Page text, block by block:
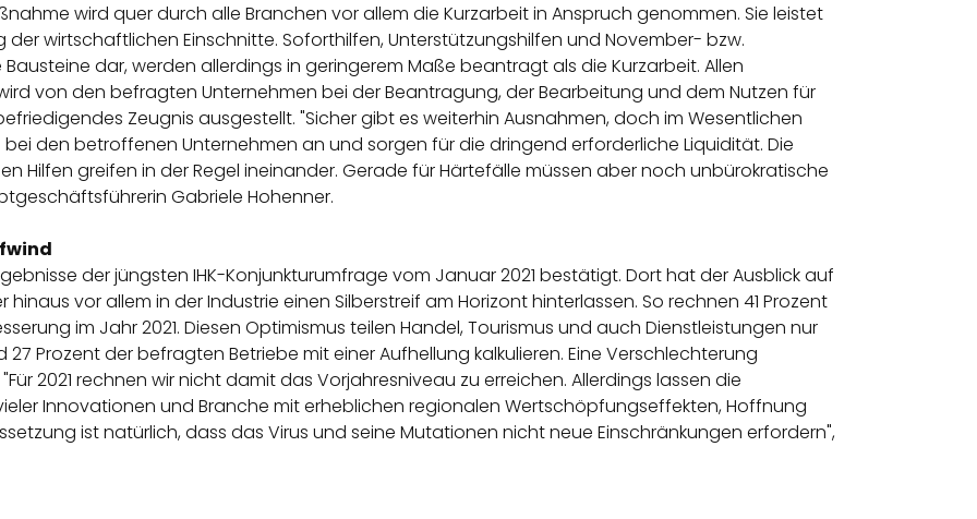
wird quer durch alle Branchen vor allem die Kurzarbeit in Anspruch genommen. Sie leistet
wirtschaftlichen Einschnitte. Soforthilfen, Unterstützungshilfen und November- bzw.
dar, werden allerdings in geringerem Maße beantragt als die Kurzarbeit. Allen
von den befragten Unternehmen bei der Beantragung, der Bearbeitung und dem Nutzen für
Zeugnis ausgestellt. "Sicher gibt es weiterhin Ausnahmen, doch im Wesentlichen
den betroffenen Unternehmen an und sorgen für die dringend erforderliche Liquidität. Die
Hilfen greifen in der Regel ineinander. Gerade für Härtefälle müssen aber noch unbürokratische
Gabriele Hohenner.
der jüngsten IHK-Konjunkturumfrage vom Januar 2021 bestätigt. Dort hat der Ausblick auf
vor allem in der Industrie einen Silberstreif am Horizont hinterlassen. So rechnen 41 Prozent
im Jahr 2021. Diesen Optimismus teilen Handel, Tourismus und auch Dienstleistungen nur
Prozent der befragten Betriebe mit einer Aufhellung kalkulieren. Eine Verschlechterung
2021 rechnen wir nicht damit das Vorjahresniveau zu erreichen. Allerdings lassen die
Innovationen und Branche mit erheblichen regionalen Wertschöpfungseffekten, Hoffnung
ist natürlich, dass das Virus und seine Mutationen nicht neue Einschränkungen erfordern",